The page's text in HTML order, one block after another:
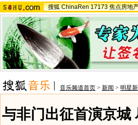
搜狐 ChinaRen 17173 焦点房地
音乐频道首页 > 新闻 > 明星
与非门出征首演京城